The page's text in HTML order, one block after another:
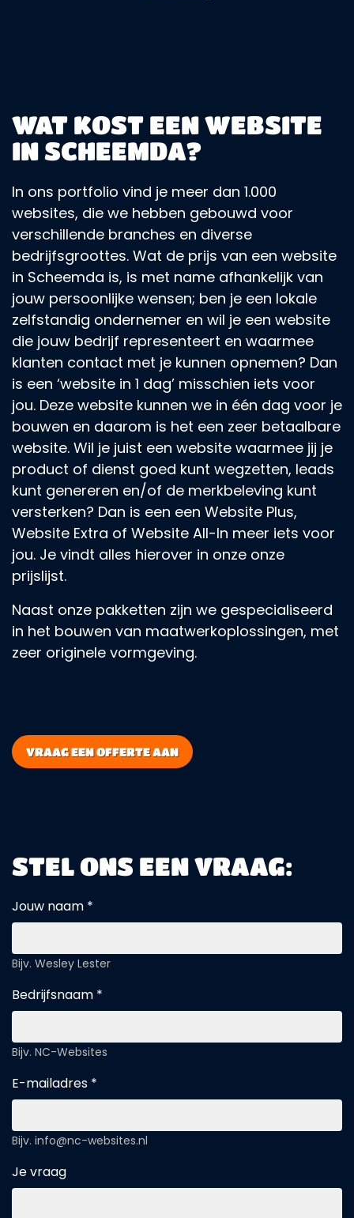
WAT KOST EEN WEBSITE
IN SCHEEMDA?
In ons portfolio vind je meer dan 1.000
websites, die we hebben gebouwd voor
verschillende branches en diverse
bedrijfsgroottes. Wat de prijs van een website
in Scheemda is, is met name afhankelijk van
jouw persoonlijke wensen; ben je een lokale
zelfstandig ondernemer en wil je een website
die jouw bedrijf representeert en waarmee
klanten contact met je kunnen opnemen? Dan
is een ‘website in 1 dag’ misschien iets voor
jou. Deze website kunnen we in één dag voor je
bouwen en daarom is het een zeer betaalbare
website. Wil je juist een website waarmee jij je
product of dienst goed kunt wegzetten, leads
kunt genereren en/of de merkbeleving kunt
versterken? Dan is een een Website Plus,
Website Extra of Website All-In meer iets voor
jou. Je vindt alles hierover in onze onze
prijslijst.
Naast onze pakketten zijn we gespecialiseerd
in het bouwen van maatwerkoplossingen, met
zeer originele vormgeving.
VRAAG EEN OFFERTE AAN
STEL ONS EEN VRAAG:
Jouw naam *
Bijv. Wesley Lester
Bedrijfsnaam *
Bijv. NC-Websites
E-mailadres *
Bijv. info@nc-websites.nl
Je vraag